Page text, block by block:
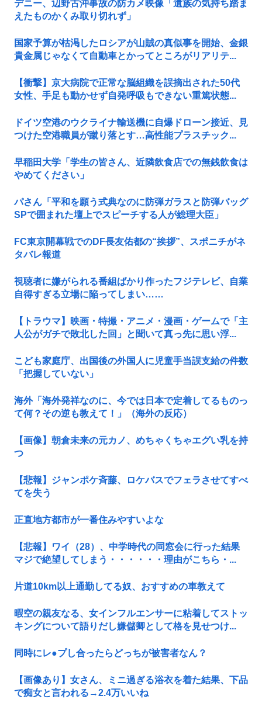
デニー、辺野古沖事故の防カメ映像「遺族の気持ち踏ま
えたものかくみ取り切れず」
国家予算が枯渇したロシアが山賊の真似事を開始、金銀
貴金属じゃなくて自動車とかってところがリアリテ...
【衝撃】京大病院で正常な脳組織を誤摘出された50代
女性、手足も動かせず自発呼吸もできない重篤状態...
ドイツ空港のウクライナ輸送機に自爆ドローン接近、見
つけた空港職員が蹴り落とす…高性能プラスチック...
早稲田大学「学生の皆さん、近隣飲食店での無銭飲食は
やめてください」
パさん「平和を願う式典なのに防弾ガラスと防弾バッグ
SPで囲まれた壇上でスピーチする人が総理大臣」
FC東京開幕戦でのDF長友佑都の“挨拶”、スポニチがネ
タバレ報道
視聴者に嫌がられる番組ばかり作ったフジテレビ、自業
自得すぎる立場に陥ってしまい……
【トラウマ】映画・特撮・アニメ・漫画・ゲームで「主
人公がガチで敗北した回」と聞いて真っ先に思い浮...
こども家庭庁、出国後の外国人に児童手当誤支給の件数
「把握していない」
海外「海外発祥なのに、今では日本で定着してるものっ
て何？その逆も教えて！」（海外の反応）
【画像】朝倉未来の元カノ、めちゃくちゃエグい乳を持
つ
【悲報】ジャンポケ斉藤、ロケバスでフェラさせてすべ
てを失う
正直地方都市が一番住みやすいよな
【悲報】ワイ（28）、中学時代の同窓会に行った結果
マジで絶望してしまう・・・・・・理由がこちら・...
片道10km以上通勤してる奴、おすすめの車教えて
暇空の親友なる、女インフルエンサーに粘着してストッ
キングについて語りだし嫌儲卿として格を見せつけ...
同時にレ●プし合ったらどっちが被害者なん？
【画像あり】女さん、ミニ過ぎる浴衣を着た結果、下品
で痴女と言われる→2.4万いいね